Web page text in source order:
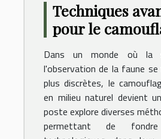
Techniques
pour le
caméras en
naturel
Dans un monde où la
l'observation de la faune
plus discrètes, le
en milieu naturel devient
poste explore diverses
permettant de